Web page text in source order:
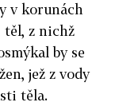
v korunách
z nichž
by se
jež z vody
těla.